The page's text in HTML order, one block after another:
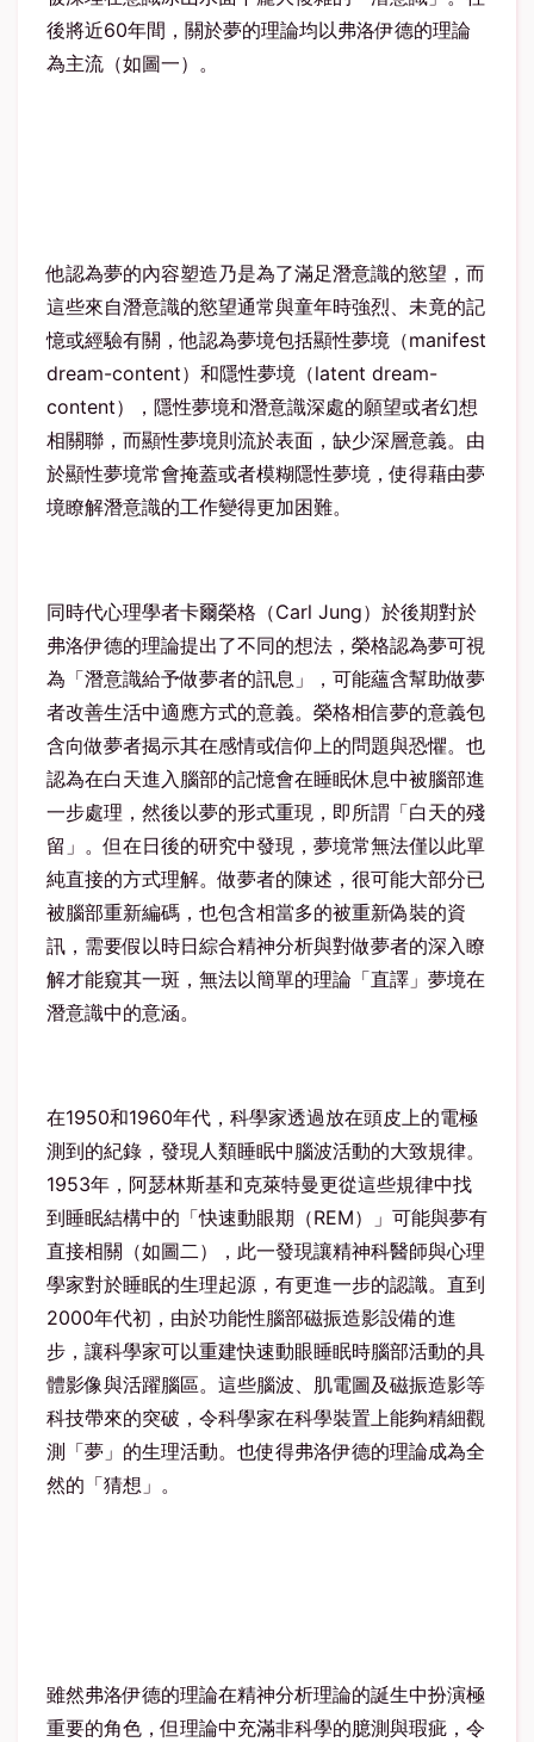
後將近60年間，關於夢的理論均以弗洛伊德的理論
為主流（如圖一）。
他認為夢的內容塑造乃是為了滿足潛意識的慾望，而
這些來自潛意識的慾望通常與童年時強烈、未竟的記
憶或經驗有關，他認為夢境包括顯性夢境（manifest
dream-content）和隱性夢境（latent dream-
content），隱性夢境和潛意識深處的願望或者幻想
相關聯，而顯性夢境則流於表面，缺少深層意義。由
於顯性夢境常會掩蓋或者模糊隱性夢境，使得藉由夢
境瞭解潛意識的工作變得更加困難。
同時代心理學者卡爾榮格（Carl Jung）於後期對於
弗洛伊德的理論提出了不同的想法，榮格認為夢可視
為「潛意識給予做夢者的訊息」，可能蘊含幫助做夢
者改善生活中適應方式的意義。榮格相信夢的意義包
含向做夢者揭示其在感情或信仰上的問題與恐懼。也
認為在白天進入腦部的記憶會在睡眠休息中被腦部進
一步處理，然後以夢的形式重現，即所謂「白天的殘
留」。但在日後的研究中發現，夢境常無法僅以此單
純直接的方式理解。做夢者的陳述，很可能大部分已
被腦部重新編碼，也包含相當多的被重新偽裝的資
訊，需要假以時日綜合精神分析與對做夢者的深入瞭
解才能窺其一斑，無法以簡單的理論「直譯」夢境在
潛意識中的意涵。
在1950和1960年代，科學家透過放在頭皮上的電極
測到的紀錄，發現人類睡眠中腦波活動的大致規律。
1953年，阿瑟林斯基和克萊特曼更從這些規律中找
到睡眠結構中的「快速動眼期（REM）」可能與夢有
直接相關（如圖二），此一發現讓精神科醫師與心理
學家對於睡眠的生理起源，有更進一步的認識。直到
2000年代初，由於功能性腦部磁振造影設備的進
步，讓科學家可以重建快速動眼睡眠時腦部活動的具
體影像與活躍腦區。這些腦波、肌電圖及磁振造影等
科技帶來的突破，令科學家在科學裝置上能夠精細觀
測「夢」的生理活動。也使得弗洛伊德的理論成為全
然的「猜想」。
雖然弗洛伊德的理論在精神分析理論的誕生中扮演極
重要的角色，但理論中充滿非科學的臆測與瑕疵，令